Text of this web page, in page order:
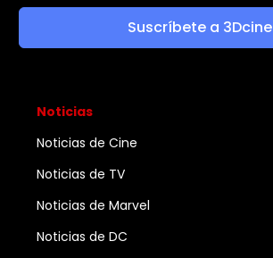
Suscríbete a 3Dcine
Noticias
Noticias de Cine
Noticias de TV
Noticias de Marvel
Noticias de DC